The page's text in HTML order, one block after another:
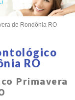
de Rondônia RO
RO
Primavera